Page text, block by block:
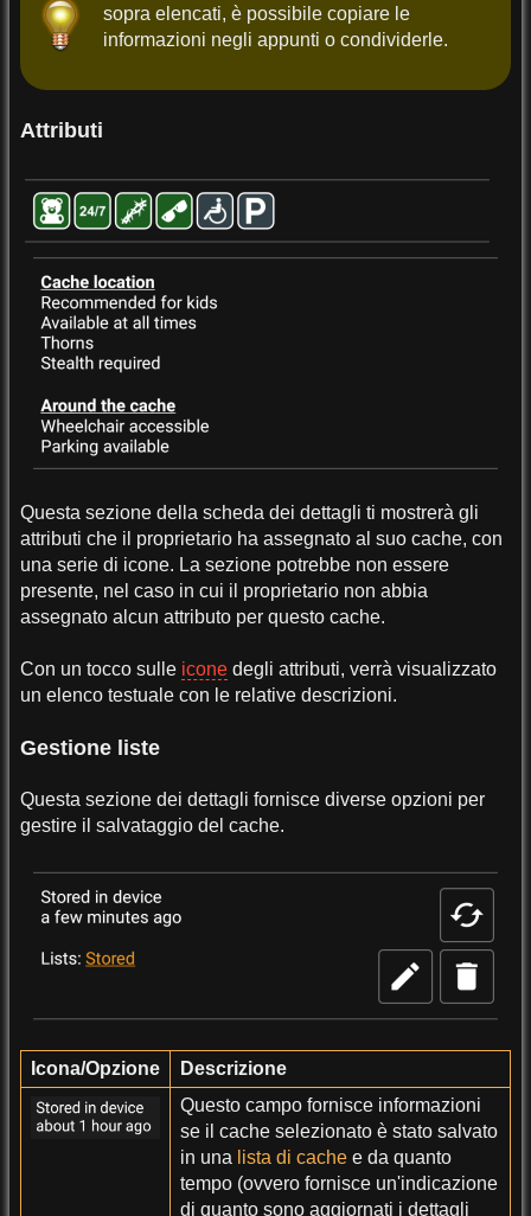
sopra elencati, è possibile copiare le
informazioni negli appunti o condividerle.
Attributi
Questa sezione della scheda dei dettagli ti mostrerà gli
attributi che il proprietario ha assegnato al suo cache, con
una serie di icone. La sezione potrebbe non essere
presente, nel caso in cui il proprietario non abbia
assegnato alcun attributo per questo cache.
Con un tocco sulle icone degli attributi, verrà visualizzato
un elenco testuale con le relative descrizioni.
Gestione liste
Questa sezione dei dettagli fornisce diverse opzioni per
gestire il salvataggio del cache.
Icona/Opzione
Descrizione
Questo campo fornisce informazioni
se il cache selezionato è stato salvato
in una lista di cache e da quanto
tempo (ovvero fornisce un'indicazione
di quanto sono aggiornati i dettagli